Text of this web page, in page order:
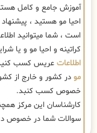
آموزش جامع و کامل
احیا مو هستید ،
است ، شما میتوانید
کراتینه و احیا مو و یا
اطلاعات عریس کسب کنید
مو در کشور و خارج از
خصوص کسب کنبد.
سوالات شما در خصوص